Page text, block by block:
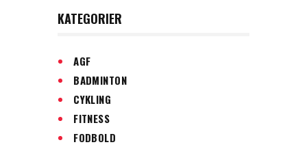
KATEGORIER
AGF
BADMINTON
CYKLING
FITNESS
FODBOLD